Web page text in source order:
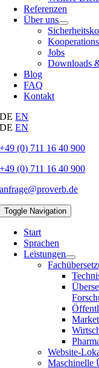
Referenzen
Über uns
Jobs
Downloads
Blog
FAQ
Kontakt
DE EN
DE EN
+49 (0) 711 16 40 900
+49 (0) 711 16 40 900
anfrage@proverb.de
Toggle Navigation
Start
Sprachen
Leistungen
Website-
Maschinelle